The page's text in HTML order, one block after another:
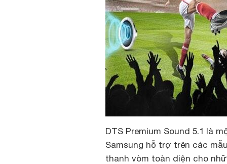
DTS Premium Sound 5.1 là
Samsung hỗ trợ trên các
thanh vòm toàn diện cho